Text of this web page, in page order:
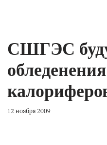
СШГЭС
12 ноября 2009